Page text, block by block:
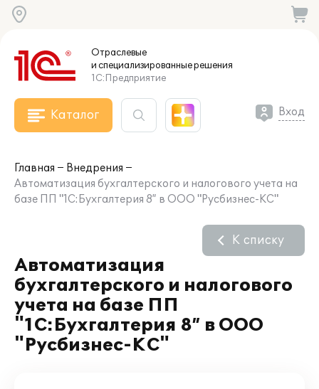
Отраслевые
и специализированныерешения
1С:Предприятие
Каталог Вход
Главная
Внедрения
Автоматизация бухгалтерского и налогового учета на
базе ПП "1С:Бухгалтерия 8” в ООО "Русбизнес-КС"
Автоматизация
бухгалтерского и налогового
учета на базе ПП
"1С:Бухгалтерия 8” в ООО
"Русбизнес-КС"
К списку